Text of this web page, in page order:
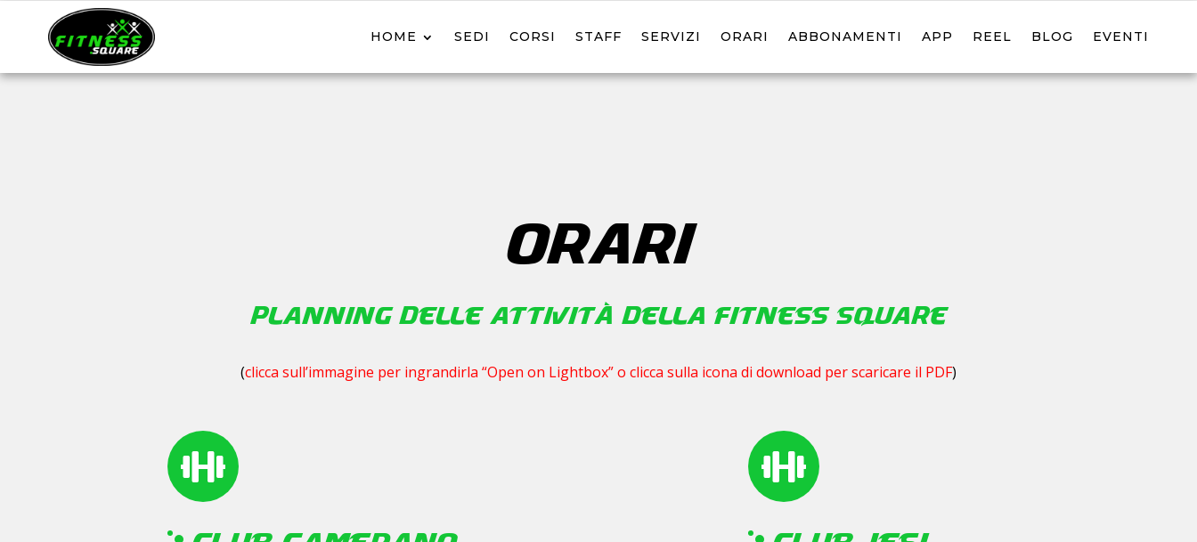
HOME SEDI CORSI STAFF SERVIZI ORARI ABBONAMENTI APP REEL BLOG EVENTI
ORARI
Planning delle attività della Fitness Square
(clicca sull’immagine per ingrandirla “Open on Lightbox” o clicca sulla icona di download per scaricare il PDF)
 